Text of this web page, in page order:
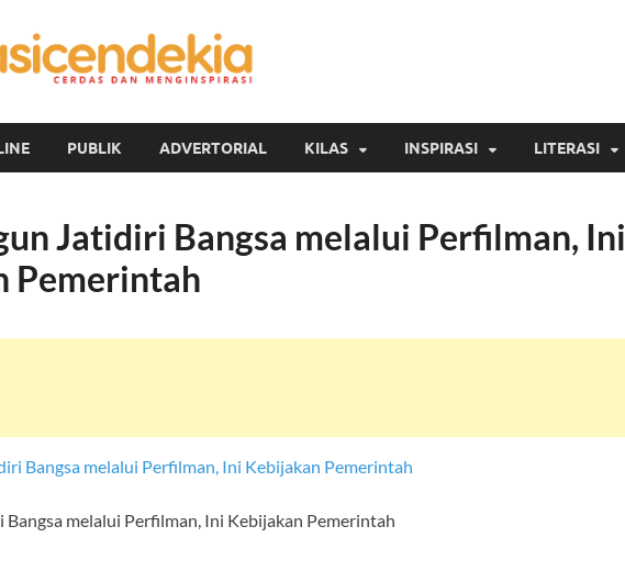
PUBLIK ADVERTORIAL KILAS INSPIRASI LITERASI
Jatidiri Bangsa melalui Perfilman, Ini
Pemerintah
melalui Perfilman, Ini Kebijakan Pemerintah